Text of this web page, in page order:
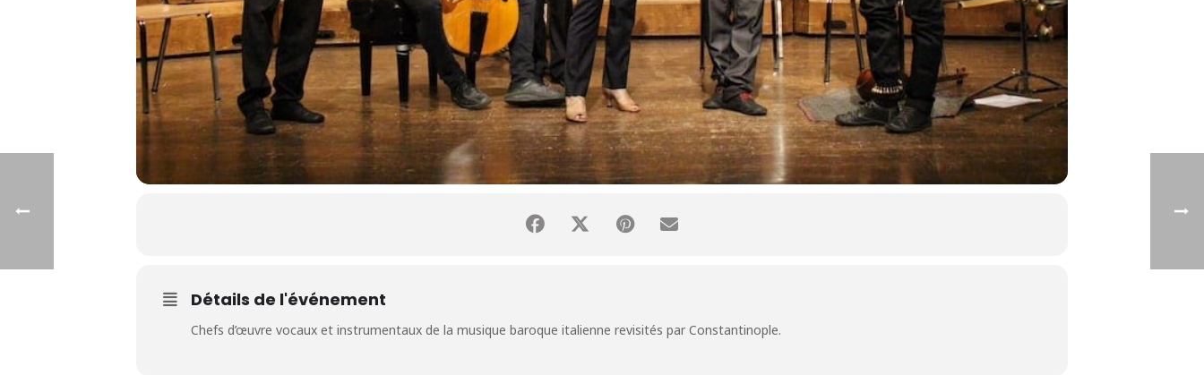
Détails de l'événement
Chefs d’œuvre vocaux et instrumentaux de la musique baroque italienne revisités par Constantinople.